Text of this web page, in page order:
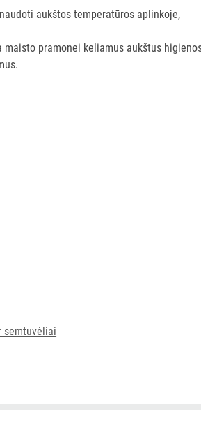
aukštos temperatūros aplinkoje,
pramonei keliamus aukštus
semtuvėliai